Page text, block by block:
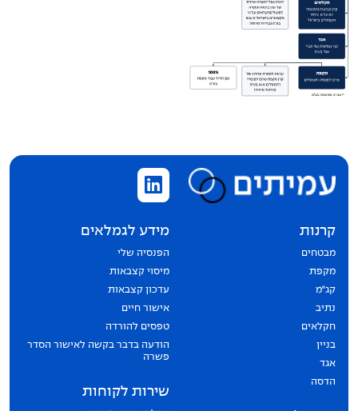
קרנות
מבטחים
מקפת
קג״מ
נתיב
חקלאים
בניין
אגד
הדסה
מידע לגמלאים
הפנסיה שלי
מיסוי קצבאות
עדכון קצבאות
אישור חיים
טפסים להורדה
הודעה בדבר בקשה לאישור הסדר
פשרה
שירות לקוחות